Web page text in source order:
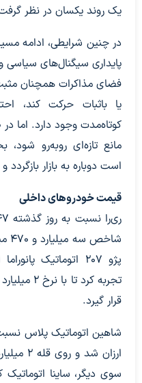
یک روند یکسان در نظر
در چنین شرایطی، ادامه
پایداری سیگنال‌های
فضای مذاکرات همچنان
یا باثبات حرکت کند،
کوتاه‌مدت وجود دارد. اما در
مانع تازه‌ای روبه‌رو
است دوباره به بازار
قیمت خودروهای داخلی
قرار گیرد.